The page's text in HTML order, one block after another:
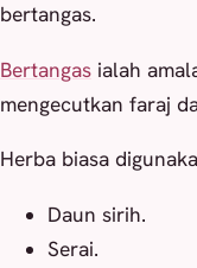
bertangas.
Bertangas ialah
mengecutkan faraj
Herba biasa
Daun sirih.
Serai.